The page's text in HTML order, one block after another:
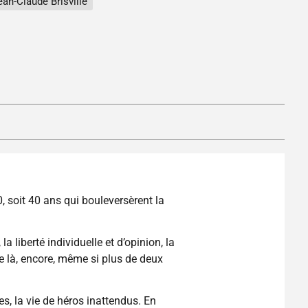
soit 40 ans qui bouleversèrent la
liberté individuelle et d’opinion, la
encore, même si plus de deux
la vie de héros inattendus. En